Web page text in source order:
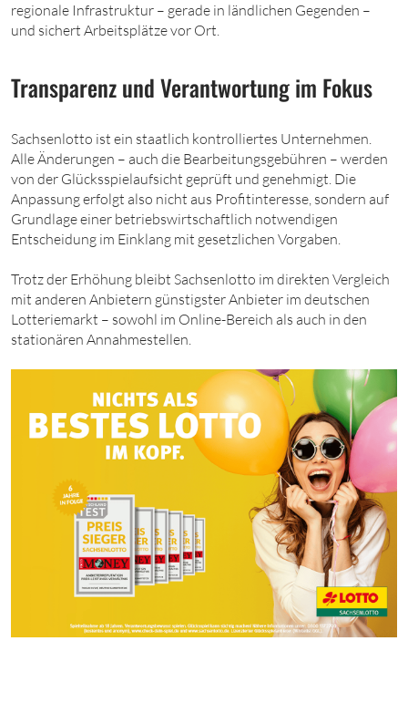
regionale Infrastruktur – gerade in ländlichen Gegenden –
und sichert Arbeitsplätze vor Ort.
Transparenz und Verantwortung im Fokus
Sachsenlotto ist ein staatlich kontrolliertes Unternehmen.
Alle Änderungen – auch die Bearbeitungsgebühren – werden
von der Glücksspielaufsicht geprüft und genehmigt. Die
Anpassung erfolgt also nicht aus Profitinteresse, sondern auf
Grundlage einer betriebswirtschaftlich notwendigen
Entscheidung im Einklang mit gesetzlichen Vorgaben.
Trotz der Erhöhung bleibt Sachsenlotto im direkten Vergleich
mit anderen Anbietern günstigster Anbieter im deutschen
Lotteriemarkt – sowohl im Online-Bereich als auch in den
stationären Annahmestellen.